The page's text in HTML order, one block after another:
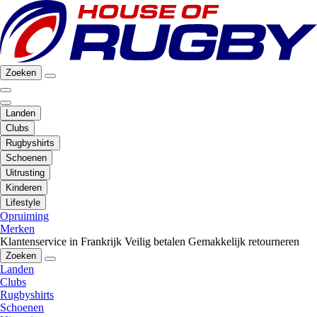
Zoeken
Landen
Clubs
Rugbyshirts
Schoenen
Uitrusting
Kinderen
Lifestyle
Opruiming
Merken
Klantenservice in Frankrijk Veilig betalen Gemakkelijk retourneren
Zoeken
Landen
Clubs
Rugbyshirts
Schoenen